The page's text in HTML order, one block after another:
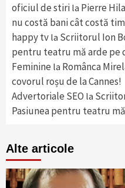
oficiul de stiri la Pierre
nu costă bani cât costă
happy tv la Scriitorul Ion
pentru teatru mă arde pe
Feminine la Românca
covorul roșu de la Cannes!
Advertoriale SEO la
Pasiunea pentru teatru
Alte articole